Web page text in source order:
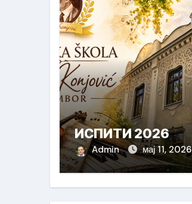
ИСПИТИ 2026
Admin мај 11, 2026